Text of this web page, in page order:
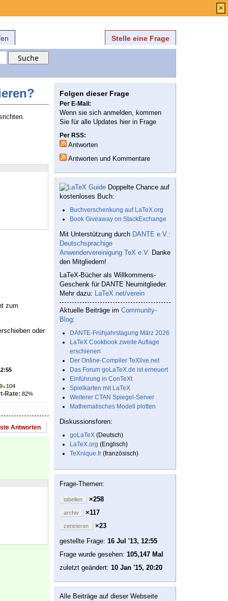
Stelle eine Frage
zum
oder
●104
Rate: 82%
Antworten
Folgen dieser Frage
Per E-Mail:
Wenn sie sich anmelden, kommen
Sie für alle Updates hier in Frage
Per RSS:
Antworten
Antworten und Kommentare
Doppelte Chance auf
kostenloses Buch:
Buchverschenkung auf LaTeX.org
Book Giveaway on StackExchange
Mit Unterstützung durch DANTE e.V.:
Deutschsprachige
Anwendervereinigung TeX e.V. Danke
den Mitgliedern!
LaTeX-Bücher als Willkommens-
Geschenk für DANTE Neumitglieder.
Mehr dazu: LaTeX.net/verein
Aktuelle Beiträge im Community-
Blog:
DANTE-Frühjahrstagung März 2026
LaTeX Cookbook zweite Auflage
erschienen
Der Online-Compiler TeXlive.net
Das Forum goLaTeX.de ist erneuert
Einführung in ConTeXt
Spielkarten mit LaTeX
Weiterer CTAN Spiegel-Server
Mathematisches Modell plotten
Diskussionsforen:
goLaTeX (Deutsch)
LaTeX.org (Englisch)
TeXnique.fr (französisch)
Frage-Themen:
tabellen ×258
archiv ×117
zentrieren
×23
gestellte Frage: 16 Jul '13, 12:55
Frage wurde gesehen: 105,147 Mal
zuletzt geändert: 10 Jan '15, 20:20
Alle Beiträge auf dieser Webseite
×